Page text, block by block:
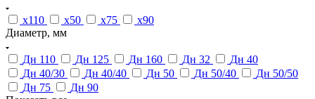
х110 х50 х75
х90
Диаметр, мм
Дн 110 Дн 125 Дн 160 Дн 32
Дн 40
Дн 40/30
Дн 40/40 Дн 50 Дн 50/40
Дн 50/50
Дн 75
Дн 90